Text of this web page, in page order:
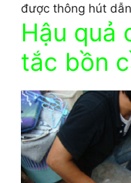
được thông hút
Hậu quả
tắc bồn